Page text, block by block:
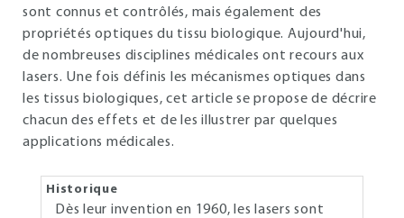
sont connus et contrôlés, mais également des
propriétés optiques du tissu biologique. Aujourd'hui,
de nombreuses disciplines médicales ont recours aux
lasers. Une fois définis les mécanismes optiques dans
les tissus biologiques, cet article se propose de décrire
chacun des effets et de les illustrer par quelques
applications médicales.
Historique
Dès leur invention en 1960, les lasers sont